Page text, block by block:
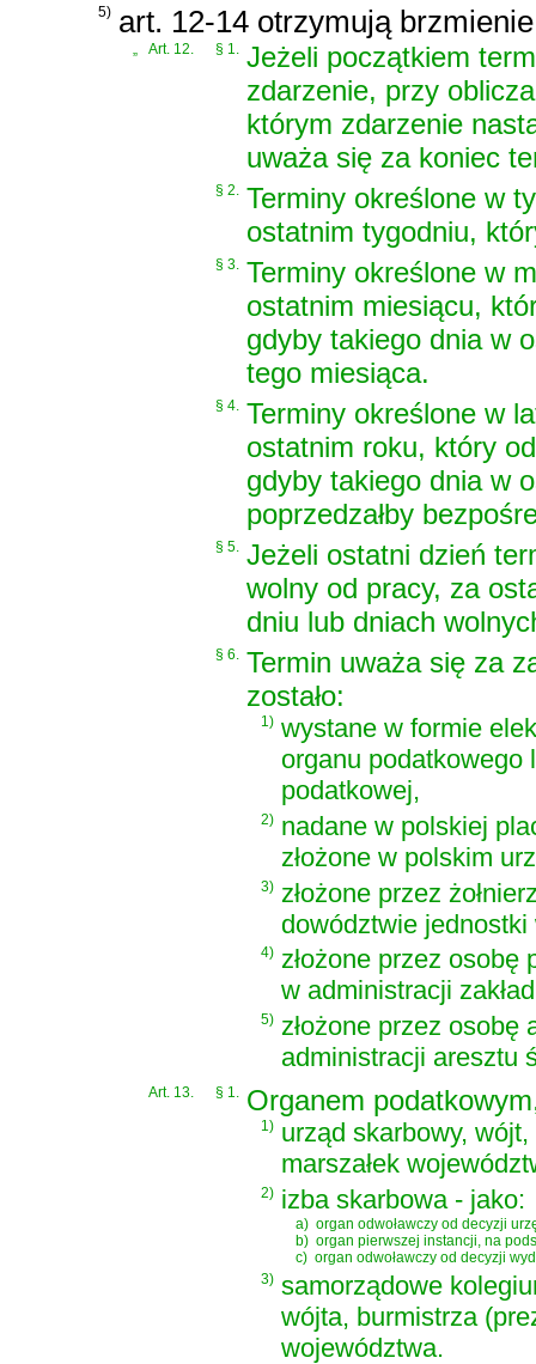
5) art. 12-14 otrzymują
„ Art. 12. § 1. Jeżeli początkiem
zdarzenie, przy
którym zdarzenie
uważa się za koniec
§ 2. Terminy określone w
ostatnim tygodniu,
§ 3. Terminy określone w
ostatnim miesiącu,
gdyby takiego dnia w
tego miesiąca.
§ 4. Terminy określone w
ostatnim roku, który
gdyby takiego dnia w
poprzedzałby
§ 5. Jeżeli ostatni dzień
wolny od pracy, za
dniu lub dniach
§ 6. Termin uważa się za
zostało:
1) wystane w formie
organu podatkowego
podatkowej,
2) nadane w polskiej
złożone w polskim
3) złożone przez
dowództwie
4) złożone przez osobę
w administracji
5) złożone przez osobę
administracji aresztu
Art. 13. § 1. Organem
1) urząd skarbowy,
marszałek
2) izba skarbowa - jako:
a) organ odwoławczy od decyzji
b) organ pierwszej instancji, na
c) organ odwoławczy od decyzji
3) samorządowe
wójta, burmistrza
województwa.